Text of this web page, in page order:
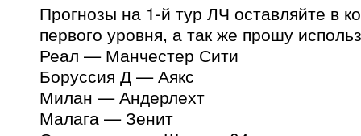
Прогнозы на 1-й тур ЛЧ оставляйте в
первого уровня, а так же прошу
Реал — Манчестер Сити
Боруссия Д — Аякс
Милан — Андерлехт
Малага — Зенит